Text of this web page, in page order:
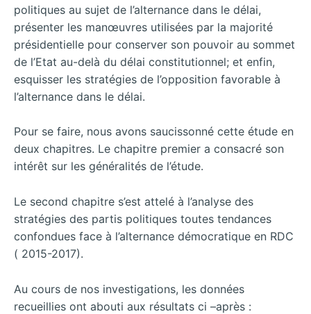
politiques au sujet de l’alternance dans le délai,
présenter les manœuvres utilisées par la majorité
présidentielle pour conserver son pouvoir au sommet
de l’Etat au-delà du délai constitutionnel; et enfin,
esquisser les stratégies de l’opposition favorable à
l’alternance dans le délai.
Pour se faire, nous avons saucissonné cette étude en
deux chapitres. Le chapitre premier a consacré son
intérêt sur les généralités de l’étude.
Le second chapitre s’est attelé à l’analyse des
stratégies des partis politiques toutes tendances
confondues face à l’alternance démocratique en RDC
( 2015-2017).
Au cours de nos investigations, les données
recueillies ont abouti aux résultats ci –après :